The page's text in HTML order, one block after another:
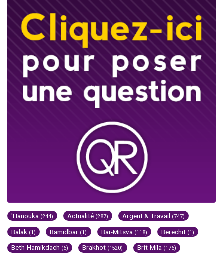
'Hanouka (244) Actualité (287) Argent & Travail (747)
Balak (1) Bamidbar (1) Bar-Mitsva (118) Berechit (1)
Beth-Hamikdach (6) Brakhot (1520) Brit-Mila (176)